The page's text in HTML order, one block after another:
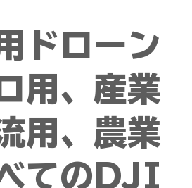
ドローン
用、産業
用、農業
てのDJI